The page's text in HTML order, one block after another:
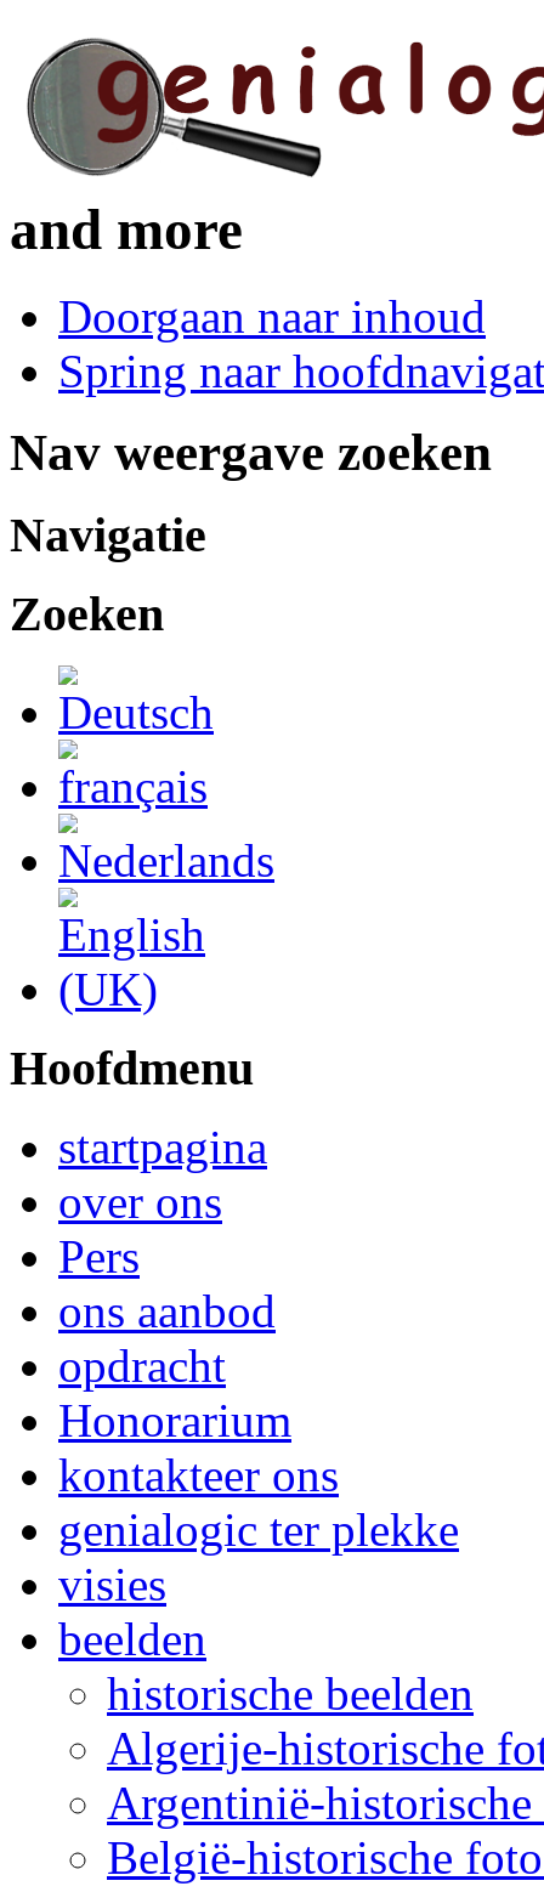
and more
Doorgaan naar inhoud
Spring naar
Nav weergave zoeken
Navigatie
Zoeken
Hoofdmenu
startpagina
over ons
Pers
ons aanbod
opdracht
Honorarium
kontakteer ons
genialogic ter plekke
visies
beelden
historische beelden
Algerije-historische
Argentinië-
België-historische